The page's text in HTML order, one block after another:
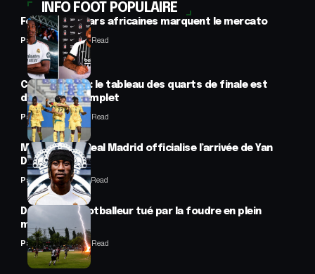
INFO FOOT POPULAIRE
Football : 2 stars africaines marquent le mercato
Panafrofoot2 Min Read
CAN féminine : le tableau des quarts de finale est
désormais complet
Panafrofoot2 Min Read
Mercato : Le Real Madrid officialise l’arrivée de Yan
Diomandé
Panafrofoot1 Min Read
Drame : un footballeur tué par la foudre en plein
match
Panafrofoot2 Min Read